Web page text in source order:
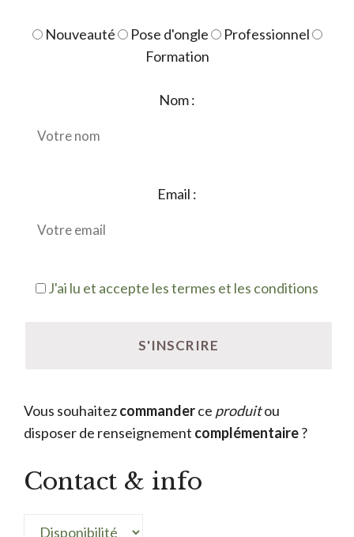
Nouveauté Pose d'ongle
Professionnel
Formation
Nom :
Email :
J'ai lu et accepte les termes et les conditions
Vous souhaitezcommanderce produitou
disposer de renseignement complémentaire?
Contact & info